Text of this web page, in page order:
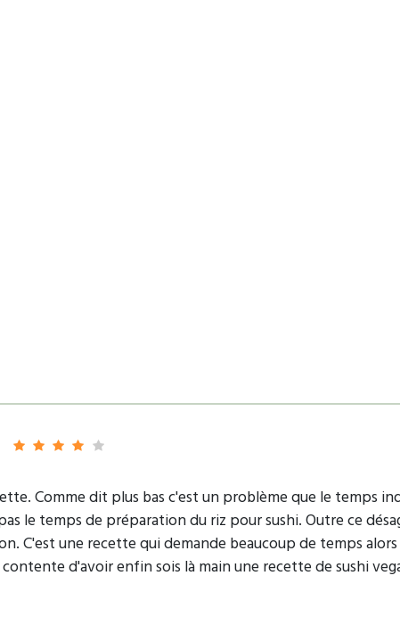
Comme dit plus bas c'est un problème que le temps
le temps de préparation du riz pour sushi. Outre ce
C'est une recette qui demande beaucoup de temps alors
d'avoir enfin sois là main une recette de sushi